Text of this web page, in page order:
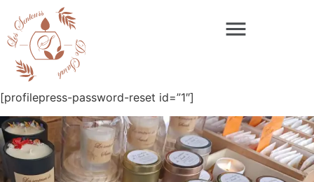
[profilepress-password-reset id=”1″]